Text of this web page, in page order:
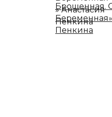
Брошенная.
Пенкина